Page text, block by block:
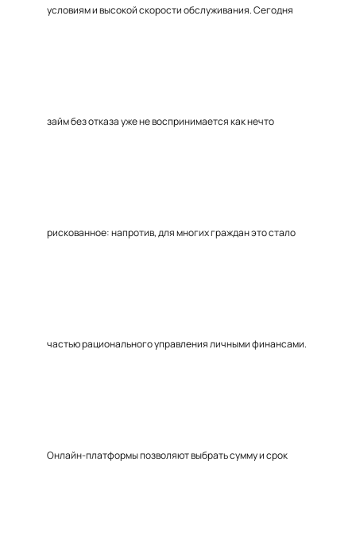
условиям и высокой скорости обслуживания. Сегодня
займ без отказа уже не воспринимается как нечто
рискованное: напротив, для многих граждан это стало
частью рационального управления личными финансами.
Онлайн-платформы позволяют выбрать сумму и срок